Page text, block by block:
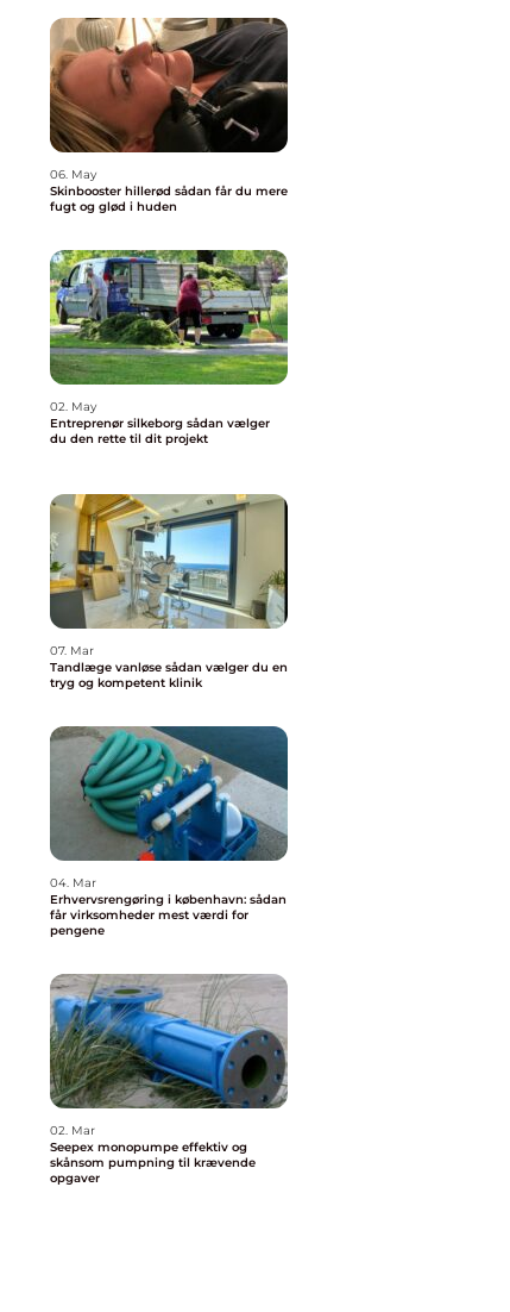
06. May
Skinbooster hillerød sådan får du mere
fugt og glød i huden
02. May
Entreprenør silkeborg sådan vælger
du den rette til dit projekt
07. Mar
Tandlæge vanløse sådan vælger du en
tryg og kompetent klinik
04. Mar
Erhvervsrengøring i københavn: sådan
får virksomheder mest værdi for
pengene
02. Mar
Seepex monopumpe effektiv og
skånsom pumpning til krævende
opgaver